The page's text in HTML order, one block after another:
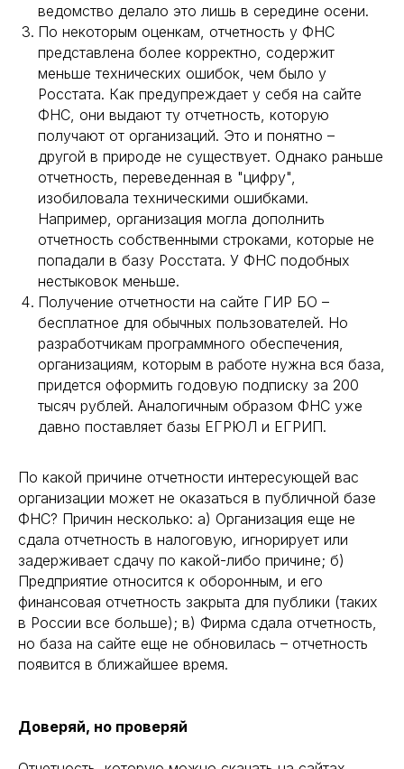
ведомство делало это лишь в середине осени.
По некоторым оценкам, отчетность у ФНС
представлена более корректно, содержит
меньше технических ошибок, чем было у
Росстата. Как предупреждает у себя на сайте
ФНС, они выдают ту отчетность, которую
получают от организаций. Это и понятно –
другой в природе не существует. Однако раньше
отчетность, переведенная в "цифру",
изобиловала техническими ошибками.
Например, организация могла дополнить
отчетность собственными строками, которые не
попадали в базу Росстата. У ФНС подобных
нестыковок меньше.
Получение отчетности на сайте ГИР БО –
бесплатное для обычных пользователей. Но
разработчикам программного обеспечения,
организациям, которым в работе нужна вся база,
придется оформить годовую подписку за 200
тысяч рублей. Аналогичным образом ФНС уже
давно поставляет базы ЕГРЮЛ и ЕГРИП.
По какой причине отчетности интересующей вас
организации может не оказаться в публичной базе
ФНС? Причин несколько: а) Организация еще не
сдала отчетность в налоговую, игнорирует или
задерживает сдачу по какой-либо причине; б)
Предприятие относится к оборонным, и его
финансовая отчетность закрыта для публики (таких
в России все больше); в) Фирма сдала отчетность,
но база на сайте еще не обновилась – отчетность
появится в ближайшее время.
Доверяй, но проверяй